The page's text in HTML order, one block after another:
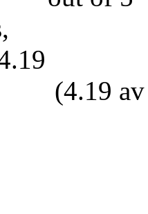
(4.19